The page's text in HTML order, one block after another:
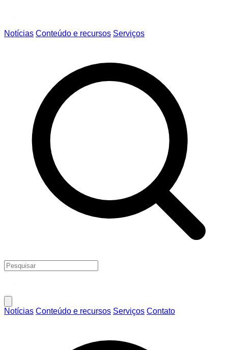
Notícias Conteúdo e recursos Serviços
Notícias Conteúdo e recursos Serviços Contato